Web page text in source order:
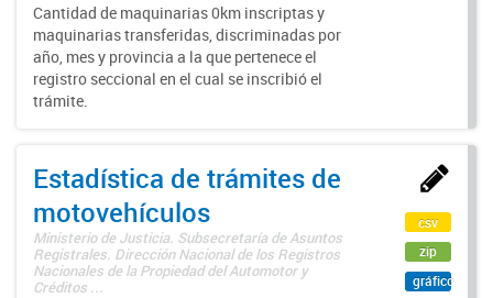
Cantidad de maquinarias 0km inscriptas y
maquinarias transferidas, discriminadas por
año, mes y provincia a la que pertenece el
registro seccional en el cual se inscribió el
trámite.
Estadística de trámites de
motovehículos
Ministerio de Justicia. Subsecretaría de Asuntos
Registrales. Dirección Nacional de los Registros
Nacionales de la Propiedad del Automotor y
Créditos ...
csv
zip
gráfico